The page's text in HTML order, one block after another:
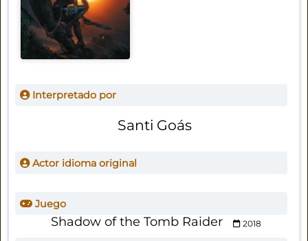
Interpretado por
Santi Goás
Actor idioma original
Juego
Shadow of the Tomb Raider 2018